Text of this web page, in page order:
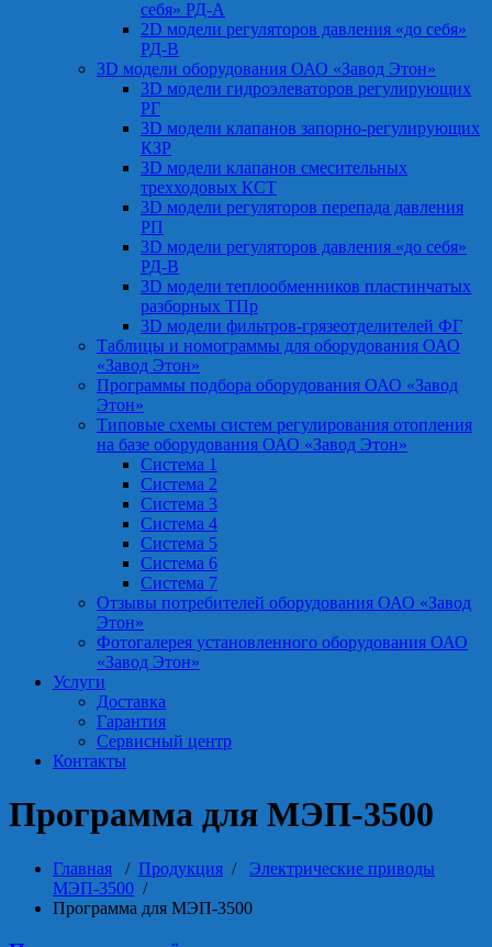
себя» РД-А
2D модели регуляторов давления «до себя»
РД-В
3D модели оборудования ОАО «Завод Этон»
3D модели гидроэлеваторов регулирующих
РГ
3D модели клапанов запорно-регулирующих
КЗР
3D модели клапанов смесительных
трехходовых КСТ
3D модели регуляторов перепада давления
РП
3D модели регуляторов давления «до себя»
РД-В
3D модели теплообменников пластинчатых
разборных ТПр
3D модели фильтров-грязеотделителей ФГ
Таблицы и номограммы для оборудования ОАО
«Завод Этон»
Программы подбора оборудования ОАО «Завод
Этон»
Типовые схемы систем регулирования отопления
на базе оборудования ОАО «Завод Этон»
Система 1
Система 2
Система 3
Система 4
Система 5
Система 6
Система 7
Отзывы потребителей оборудования ОАО «Завод
Этон»
Фотогалерея установленного оборудования ОАО
«Завод Этон»
Услуги
Доставка
Гарантия
Сервисный центр
Контакты
Программа для МЭП-3500
Главная / Продукция / Электрические приводы
МЭП-3500 /
Программа для МЭП-3500